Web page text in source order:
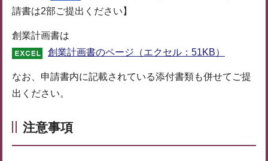
請書は2部ご提出ください】
創業計画書は
創業計画書のページ（エクセル：51KB）
なお、申請書内に記載されている添付書類も併せてご提
出ください。
注意事項